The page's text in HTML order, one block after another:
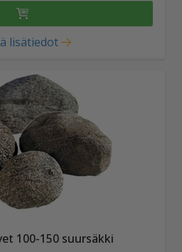
lisätiedot
100-150 suursäkki